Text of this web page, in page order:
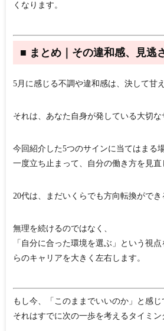
くなります。
■ まとめ｜その違和感、見逃
5月に感じる不調や違和感は、決して甘
それは、あなた自身が発している大切な
今回紹介した5つのサインに当てはまる場
一度立ち止まって、自分の働き方を見直
20代は、まだいくらでも方向転換ができ
無理を続けるのではなく、
「自分に合った環境を選ぶ」という視点
らのキャリアを大きく左右します。
もし今、「このままでいいのか」と感じ
それはすでに次の一歩を考えるタイミン